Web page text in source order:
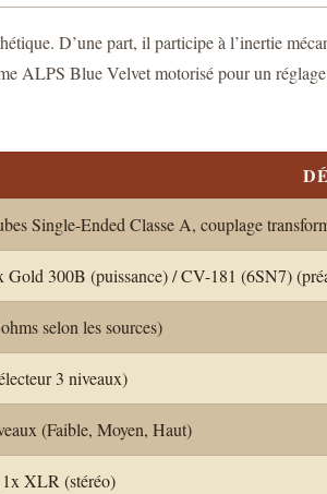
D’une part, il participe à l’inertie
ALPS Blue Velvet motorisé pour un
Single-Ended Classe A, couplage
Gold 300B (puissance) / CV-181 (6SN7)
selon les sources)
3 niveaux)
(Faible, Moyen, Haut)
XLR (stéréo)